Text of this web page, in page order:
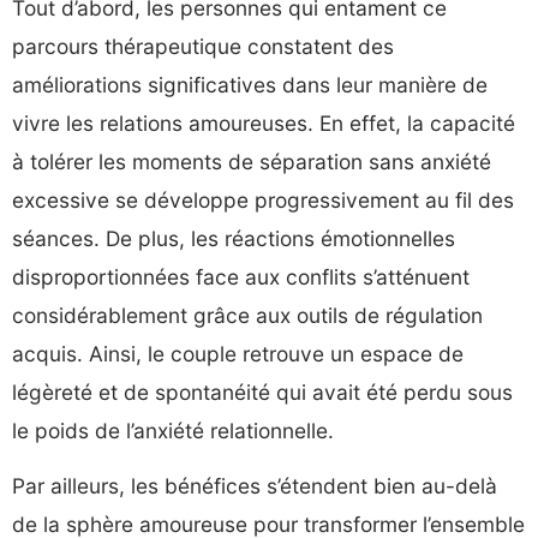
Tout d’abord, les personnes qui entament ce
parcours thérapeutique constatent des
améliorations significatives dans leur manière de
vivre les relations amoureuses. En effet, la capacité
à tolérer les moments de séparation sans anxiété
excessive se développe progressivement au fil des
séances. De plus, les réactions émotionnelles
disproportionnées face aux conflits s’atténuent
considérablement grâce aux outils de régulation
acquis. Ainsi, le couple retrouve un espace de
légèreté et de spontanéité qui avait été perdu sous
le poids de l’anxiété relationnelle.
Par ailleurs, les bénéfices s’étendent bien au-delà
de la sphère amoureuse pour transformer l’ensemble